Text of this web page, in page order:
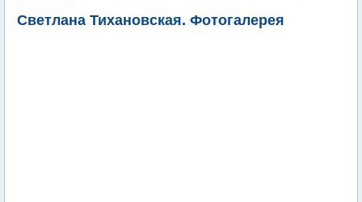
Светлана Тихановская. Фотогалерея